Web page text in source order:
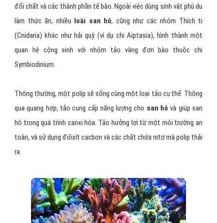
đổi chất và các thành phần tế bào. Ngoài việc dùng sinh vật phù du
làm thức ăn, nhiều loài san hô, cũng như các nhóm Thích ti
(Cnidaria) khác như hải quỳ (ví dụ chi Aiptasia), hình thành một
quan hệ cộng sinh với nhóm tảo vàng đơn bào thuộc chi
Symbiodinium.
Thông thường, một polip sẽ sống cùng một loại tảo cụ thể. Thông
qua quang hợp, tảo cung cấp năng lượng cho san hô và giúp san
hô trong quá trình canxi hóa. Tảo hưởng lợi từ một môi trường an
toàn, và sử dụng điôxít cacbon và các chất chứa nitơ mà polip thải
ra.